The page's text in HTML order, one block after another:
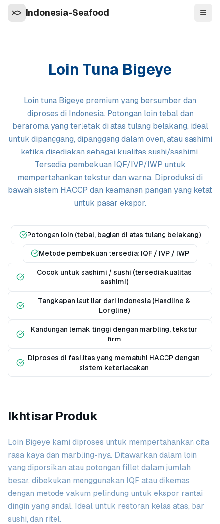
Indonesia-Seafood
Loin Tuna Bigeye
Loin tuna Bigeye premium yang bersumber dan
diproses di Indonesia. Potongan loin tebal dan
beraroma yang terletak di atas tulang belakang, ideal
untuk dipanggang, dipanggang dalam oven, atau sashimi
ketika disediakan sebagai kualitas sushi/sashimi.
Tersedia pembekuan IQF/IVP/IWP untuk
mempertahankan tekstur dan warna. Diproduksi di
bawah sistem HACCP dan keamanan pangan yang ketat
untuk pasar ekspor.
Potongan loin (tebal, bagian di atas tulang belakang)
Metode pembekuan tersedia: IQF / IVP / IWP
Cocok untuk sashimi / sushi (tersedia kualitas
sashimi)
Tangkapan laut liar dari Indonesia (Handline &
Longline)
Kandungan lemak tinggi dengan marbling, tekstur
firm
Diproses di fasilitas yang mematuhi HACCP dengan
sistem keterlacakan
Ikhtisar Produk
Loin Bigeye kami diproses untuk mempertahankan cita
rasa kaya dan marbling-nya. Ditawarkan dalam loin
yang diporsikan atau potongan fillet dalam jumlah
besar, dibekukan menggunakan IQF atau dikemas
dengan metode vakum pelindung untuk ekspor rantai
dingin yang andal. Ideal untuk restoran kelas atas, bar
sushi, dan ritel.